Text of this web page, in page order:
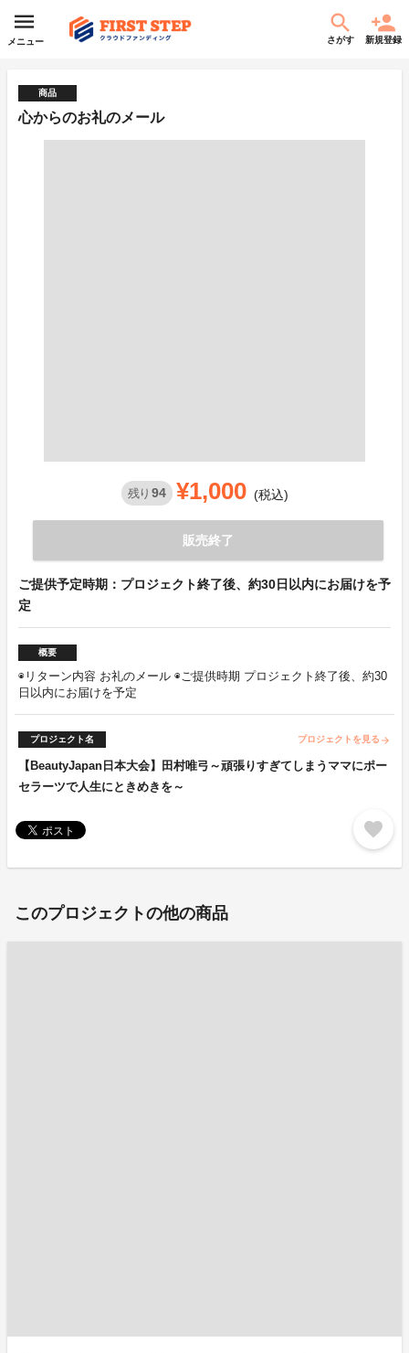
メニュー さがす 新規登録
商品
心からのお礼のメール
残り 94 ¥1,000 (税込)
販売終了
ご提供予定時期：プロジェクト終了後、約30日以内にお届けを予
定
概要
◉リターン内容 お礼のメール ◉ご提供時期 プロジェクト終了後、約30
日以内にお届けを予定
プロジェクト名 プロジェクトを見る arrow_forward
【BeautyJapan日本大会】田村唯弓～頑張りすぎてしまうママにポー
セラーツで人生にときめきを～
favorite
このプロジェクトの他の商品